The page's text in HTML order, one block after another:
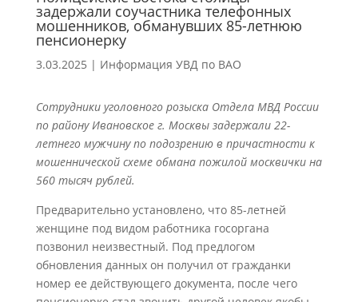
задержали соучастника телефонных
мошенников, обманувших 85-летнюю
пенсионерку
3.03.2025 | Информация УВД по ВАО
Сотрудники уголовного розыска Отдела МВД России
по району Ивановское г. Москвы задержали 22-
летнего мужчину по подозрению в причастности к
мошеннической схеме обмана пожилой москвички на
560 тысяч рублей.
Предварительно установлено, что 85-летней
женщине под видом работника госоргана
позвонил неизвестный. Под предлогом
обновления данных он получил от гражданки
номер ее действующего документа, после чего